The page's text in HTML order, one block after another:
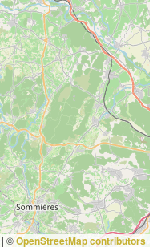
| ©OpenStreetMap contributors